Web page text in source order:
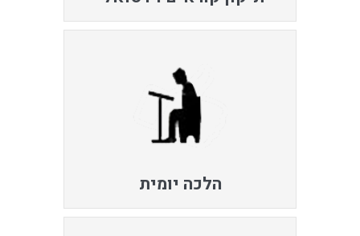
הלכה יומית